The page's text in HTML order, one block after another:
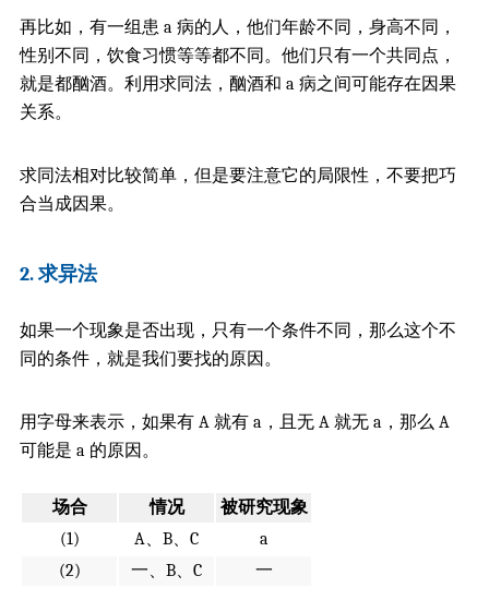
再比如，有一组患 a 病的人，他们年龄不同，身高不同，
性别不同，饮食习惯等等都不同。他们只有一个共同点，
就是都酗酒。利用求同法，酗酒和 a 病之间可能存在因果
关系。
求同法相对比较简单，但是要注意它的局限性，不要把巧
合当成因果。
2. 求异法
如果一个现象是否出现，只有一个条件不同，那么这个不
同的条件，就是我们要找的原因。
用字母来表示，如果有 A 就有 a，且无 A 就无 a，那么 A
可能是 a 的原因。
场合 情况
被研究现象
(1)
A、B、C
a
(2)
一、B、C
一